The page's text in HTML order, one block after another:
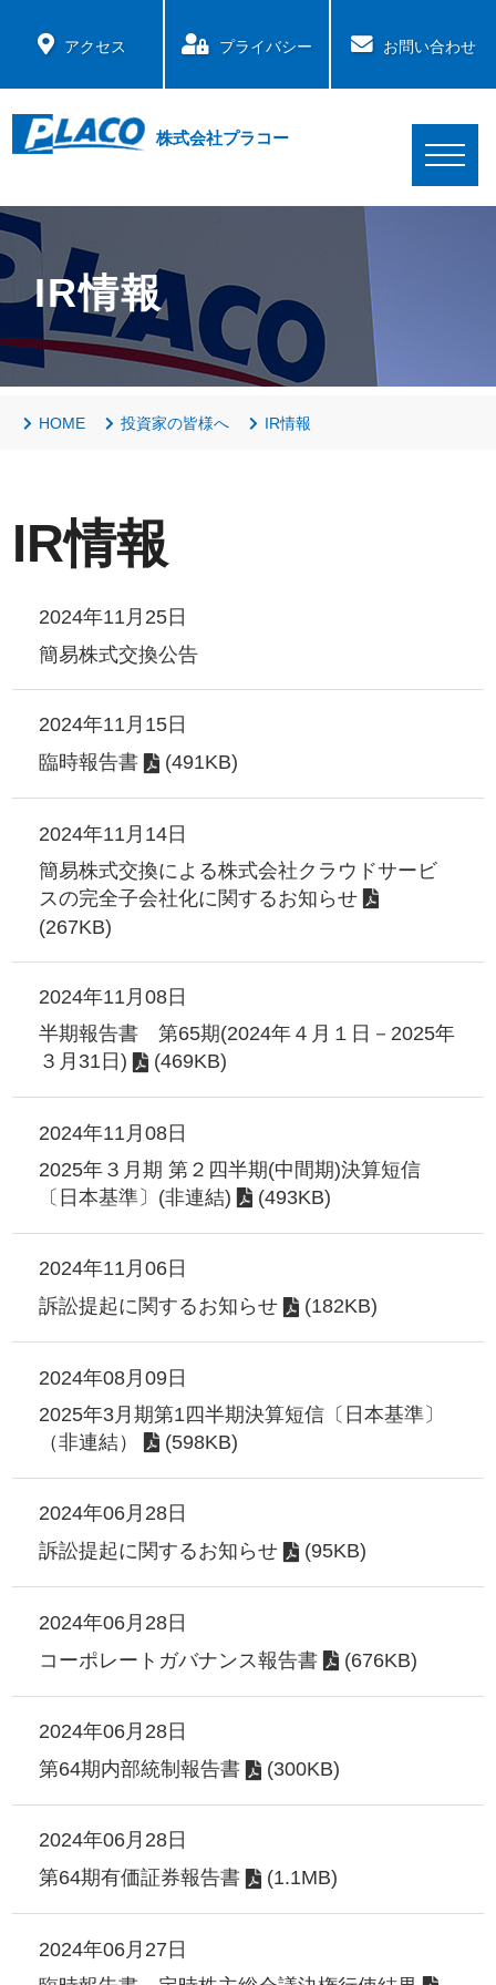
アクセス プライバシー お問い合わせ
株式会社プラコー
IR情報
HOME 投資家の皆様へ IR情報
IR情報
2024年11月25日
簡易株式交換公告
2024年11月15日
臨時報告書
(491KB)
2024年11月14日
簡易株式交換による株式会社クラウドサービ
スの完全子会社化に関するお知らせ
(267KB)
2024年11月08日
半期報告書 第65期(2024年４月１日－2025年
３月31日)
(469KB)
2024年11月08日
2025年３月期 第２四半期(中間期)決算短信
〔日本基準〕(非連結)
(493KB)
2024年11月06日
訴訟提起に関するお知らせ
(182KB)
2024年08月09日
2025年3月期第1四半期決算短信〔日本基準〕
（非連結）
(598KB)
2024年06月28日
訴訟提起に関するお知らせ
(95KB)
2024年06月28日
コーポレートガバナンス報告書
(676KB)
2024年06月28日
第64期内部統制報告書
(300KB)
2024年06月28日
第64期有価証券報告書
(1.1MB)
2024年06月27日